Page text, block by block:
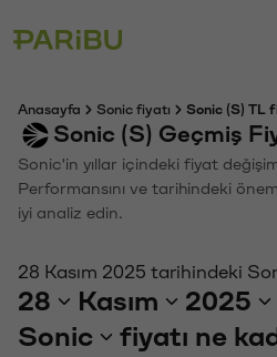
Anasayfa Sonic fiyatı Sonic (S) TL
Sonic (S) Geçmiş
Sonic'in yıllar içindeki fiyat
Performansını ve tarihindeki
iyi analiz edin.
28 Kasım 2025 tarihindeki
28 Kasım 2025
Sonic
fiyatı ne